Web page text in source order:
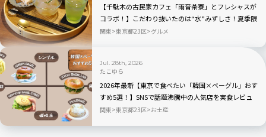
【千駄木の古民家カフェ「雨音茶寮」とフレシャスが
コラボ！】こだわり抜いたのは“水”みずしさ！夏季限
定の冷茶と和菓子が登場
関東 東京都23区 グルメ
Jul. 28th, 2026
たこゆら
2026年最新【東京で食べたい「韓国×ベーグル」おす
すめ5選！】SNSで話題沸騰中の人気店を実食レビュ
ー
関東 東京都23区 お土産